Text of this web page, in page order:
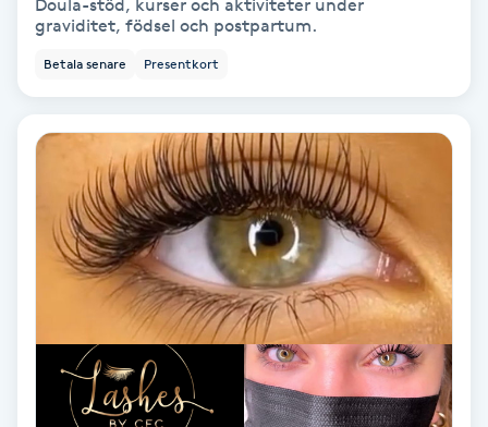
Fibromassage
Fillers
Fotmassage
Fotsvamp
Fotvård
Fransborttagning
Doula-stöd, kurser och aktiviteter under
graviditet, födsel och postpartum.
Betala senare Presentkort